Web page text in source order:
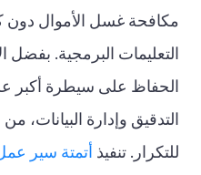
مكافحة غسل الأموال دون
التعليمات البرمجية. بفضل
الحفاظ على سيطرة أكبر
التدقيق وإدارة
للتكرار. تنفيذ أتمتة سير عمل